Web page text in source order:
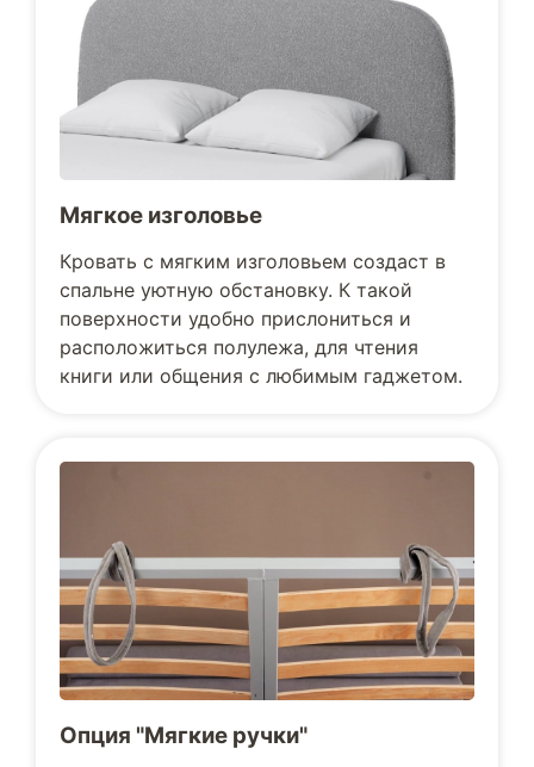
Мягкое изголовье
Кровать с мягким изголовьем создаст в
спальне уютную обстановку. К такой
поверхности удобно прислониться и
расположиться полулежа, для чтения
книги или общения с любимым гаджетом.
Опция "Мягкие ручки"